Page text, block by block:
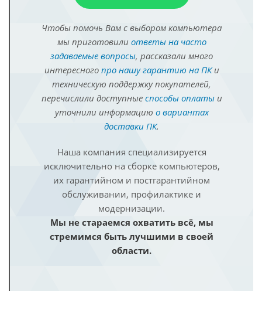
Чтобы помочь Вам с выбором компьютера
мы приготовили ответы на часто
задаваемые вопросы, рассказали много
интересного про нашу гарантию на ПКи
техническую поддержку покупателей,
перечислили доступные способы оплатыи
уточнили информацию о вариантах
доставки ПК.
Наша компания специализируется
исключительно на сборке компьютеров,
их гарантийном и постгарантийном
обслуживании, профилактике и
модернизации.
Мы не стараемся охватить всё, мы
стремимся быть лучшими в своей
области.